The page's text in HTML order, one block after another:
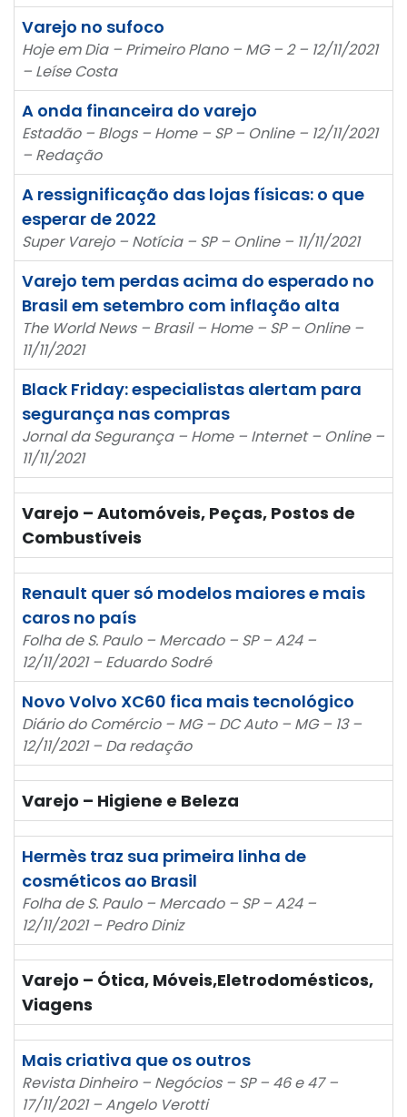
Varejo no sufoco
Hoje em Dia – Primeiro Plano – MG – 2 – 12/11/2021
– Leíse Costa
A onda financeira do varejo
Estadão – Blogs – Home – SP – Online – 12/11/2021
– Redação
A ressignificação das lojas físicas: o que
esperar de 2022
Super Varejo – Notícia – SP – Online – 11/11/2021
Varejo tem perdas acima do esperado no
Brasil em setembro com inflação alta
The World News – Brasil – Home – SP – Online –
11/11/2021
Black Friday: especialistas alertam para
segurança nas compras
Jornal da Segurança – Home – Internet – Online –
11/11/2021
Varejo – Automóveis, Peças, Postos de
Combustíveis
Renault quer só modelos maiores e mais
caros no país
Folha de S. Paulo – Mercado – SP – A24 –
12/11/2021 – Eduardo Sodré
Novo Volvo XC60 fica mais tecnológico
Diário do Comércio – MG – DC Auto – MG – 13 –
12/11/2021 – Da redação
Varejo – Higiene e Beleza
Hermès traz sua primeira linha de
cosméticos ao Brasil
Folha de S. Paulo – Mercado – SP – A24 –
12/11/2021 – Pedro Diniz
Varejo – Ótica, Móveis,Eletrodomésticos,
Viagens
Mais criativa que os outros
Revista Dinheiro – Negócios – SP – 46 e 47 –
17/11/2021 – Angelo Verotti